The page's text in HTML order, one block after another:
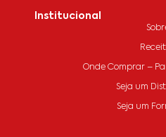
Institucional
Onde Comprar –
Seja um
Seja um